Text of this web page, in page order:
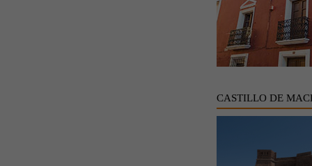
CASTILLO DE